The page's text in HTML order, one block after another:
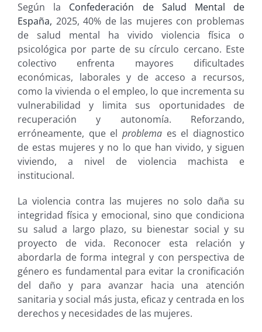
Según la Confederación de Salud Mental de
España, 2025, 40% de las mujeres con problemas
de salud mental ha vivido violencia física o
psicológica por parte de su círculo cercano. Este
colectivo enfrenta mayores dificultades
económicas, laborales y de acceso a recursos,
como la vivienda o el empleo, lo que incrementa su
vulnerabilidad y limita sus oportunidades de
recuperación y autonomía. Reforzando,
erróneamente, que el problema es el diagnostico
de estas mujeres y no lo que han vivido, y siguen
viviendo, a nivel de violencia machista e
institucional.
La violencia contra las mujeres no solo daña su
integridad física y emocional, sino que condiciona
su salud a largo plazo, su bienestar social y su
proyecto de vida. Reconocer esta relación y
abordarla de forma integral y con perspectiva de
género es fundamental para evitar la cronificación
del daño y para avanzar hacia una atención
sanitaria y social más justa, eficaz y centrada en los
derechos y necesidades de las mujeres.